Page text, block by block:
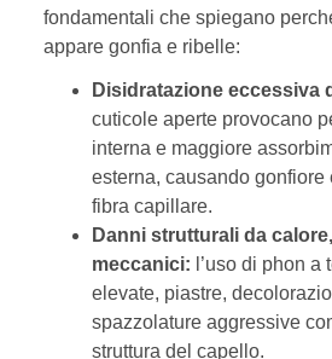
fondamentali che spiegano
appare gonfia e ribelle:
Disidratazione eccessiva
cuticole aperte provocano
interna e maggiore
esterna, causando gonfiore
fibra capillare.
Danni strutturali da
meccanici: l’uso di phon a
elevate, piastre,
spazzolature aggressive
struttura del capello.